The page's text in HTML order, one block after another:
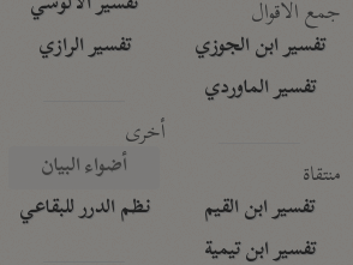
جمع الأقوال
تفسير ابن الجوزي
تفسير الماوردي
منتقاة
تفسير ابن القيم
تفسير ابن تيمية
تفسير الرازي
أخرى
أضواء البيان
نظم الدرر للبقاعي